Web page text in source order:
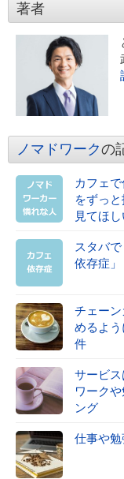
著者
ノマドワークの
カフェ
をずっ
見てほ
スタバ
依存症
チェー
めるよ
件
サービ
ワーク
ング
仕事や